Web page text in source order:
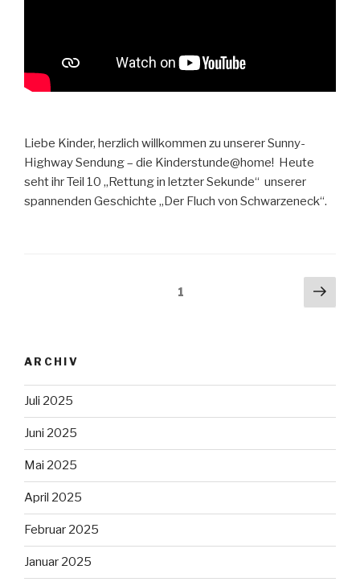
Liebe Kinder, herzlich willkommen zu unserer Sunny-
Highway Sendung – die Kinderstunde@home! Heute
seht ihr Teil 10 „Rettung in letzter Sekunde“ unserer
spannenden Geschichte „Der Fluch von Schwarzeneck“.
Seitennummerierung1
ARCHIV
Juli 2025
Juni 2025
Mai 2025
April 2025
Februar 2025
Januar 2025